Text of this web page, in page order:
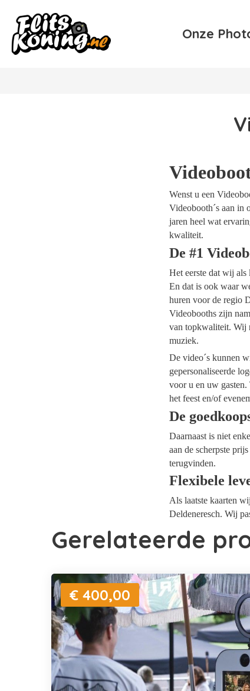
Onze
Wenst u een
Videobooth´s aan in
jaren heel wat
kwaliteit.
De #1
Het eerste dat wij
En dat is ook waar
huren voor de regio
Videobooths zijn
van topkwaliteit. Wij
muziek.
De video´s kunnen
gepersonaliseerde
voor u en uw gasten.
het feest en/of
De
Daarnaast is niet
aan de scherpste
terugvinden.
Flexibele
Als laatste kaarten
Deldeneresch. Wij
Gerelateerde
€ 400,00